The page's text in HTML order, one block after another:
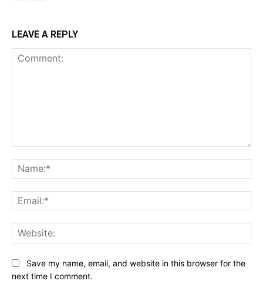
LEAVE A REPLY
Save my name, email, and website in this browser for the
next time I comment.